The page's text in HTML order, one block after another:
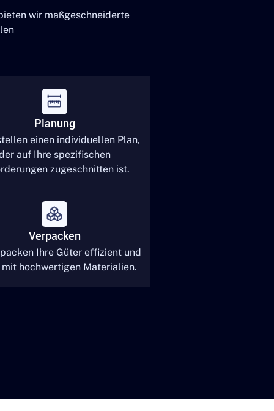
wir maßgeschneiderte
Planung
einen individuellen Plan,
auf Ihre spezifischen
zugeschnitten ist.
Verpacken
Ihre Güter effizient und
hochwertigen Materialien.